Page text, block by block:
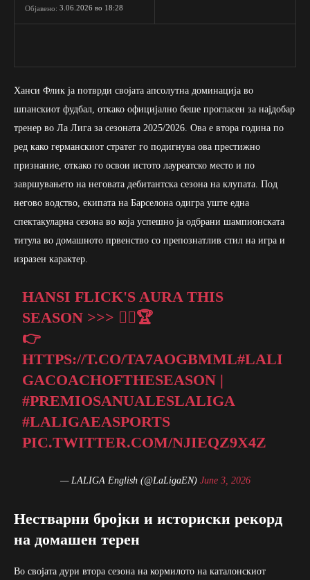
Објавено: 3.06.2026 во 18:28
Ханси Флик ја потврди својата апсолутна доминација во
шпанскиот фудбал, откако официјално беше прогласен за најдобар
тренер во Ла Лига за сезоната 2025/2026. Ова е втора година по
ред како германскиот стратег го подигнува ова престижно
признание, откако го освои истото лауреатско место и по
завршувањето на неговата дебитантска сезона на клупата. Под
негово водство, екипата на Барселона одигра уште една
спектакуларна сезона во која успешно ја одбрани шампионската
титула во домашното првенство со препознатлив стил на игра и
изразен карактер.
HANSI FLICK'S AURA THIS
SEASON >>> 😮‍💨🏆
👉
HTTPS://T.CO/TA7AOGBMML#LALI
GACOACHOFTHESEASON |
#PREMIOSANUALESLALIGA
#LALIGAEASPORTS
PIC.TWITTER.COM/NJIEQZ9X4Z
— LALIGA English (@LaLigaEN) June 3, 2026
Нестварни бројки и историски рекорд
на домашен терен
Во својата дури втора сезона на кормилото на каталонскиот